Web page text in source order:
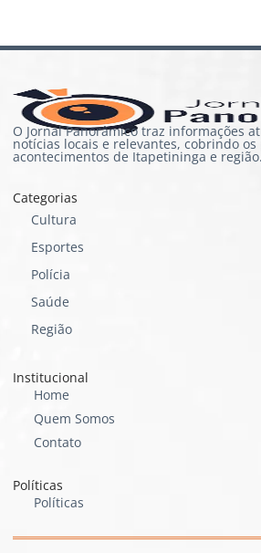
O Jornal Panorâmico traz informações
notícias locais e relevantes, cobrindo
acontecimentos de Itapetininga e
Categorias
Cultura
Esportes
Polícia
Saúde
Região
Institucional
Home
Quem Somos
Contato
Políticas
Políticas